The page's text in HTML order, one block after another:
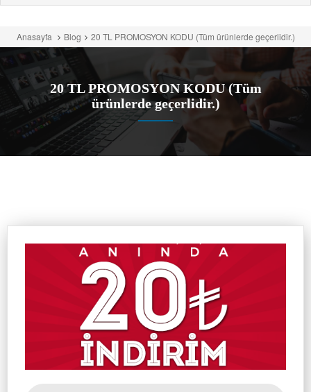
Anasayfa Blog 20 TL PROMOSYON KODU (Tüm ürünlerde geçerlidir.)
20 TL PROMOSYON KODU (Tüm
ürünlerde geçerlidir.)